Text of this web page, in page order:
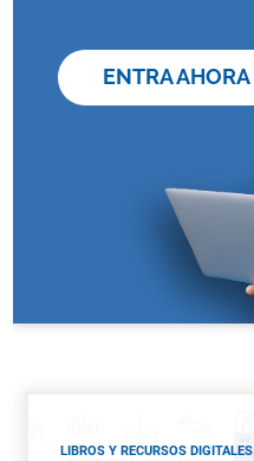
ENTRA AHORA
LIBROS Y RECURSOS DIGITALES